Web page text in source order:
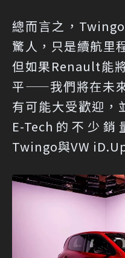
總而言之，
驚人，只是續航里
但如果Renault能
平——我們將在未
有可能大受歡迎，
E-Tech的不少
Twingo與VW